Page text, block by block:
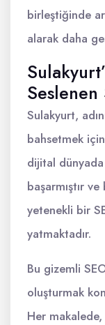
birleştiğinde
alarak daha
Seslenen
Sulakyurt,
bahsetmek
dijital
başarmıştır
yetenekli bir
yatmaktadır.
Bu gizemli
oluşturmak
Her